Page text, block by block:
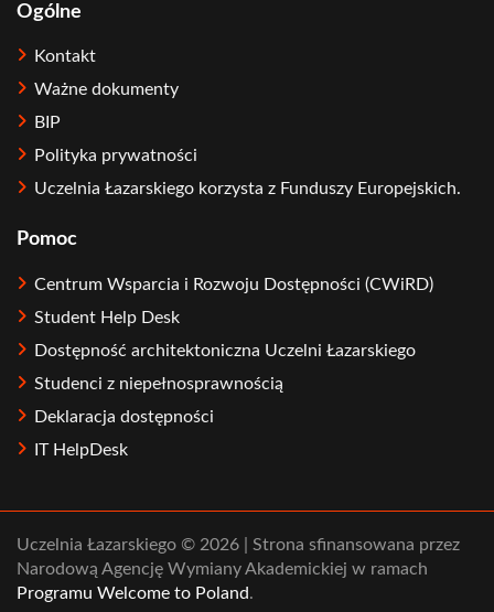
Ogólne
Kontakt
Ważne dokumenty
BIP
Polityka prywatności
Uczelnia Łazarskiego korzysta z Funduszy Europejskich.
Pomoc
Centrum Wsparcia i Rozwoju Dostępności (CWiRD)
Student Help Desk
Dostępność architektoniczna Uczelni Łazarskiego
Studenci z niepełnosprawnością
Deklaracja dostępności
IT HelpDesk
Uczelnia Łazarskiego © 2026 | Strona sfinansowana przez
Narodową Agencję Wymiany Akademickiej w ramach
Programu Welcome to Poland.